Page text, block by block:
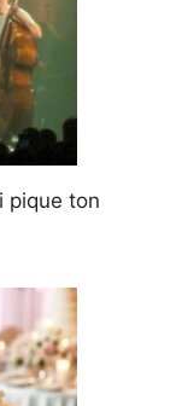
pique ton